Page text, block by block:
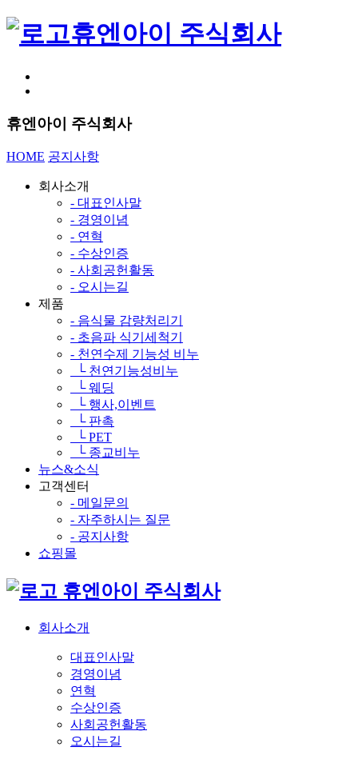
휴엔아이 주식회사
휴엔아이 주식회사
HOME 공지사항
회사소개
- 대표인사말
- 경영이념
- 연혁
- 수상인증
- 사회공헌활동
- 오시는길
제품
- 음식물 감량처리기
- 초음파 식기세척기
- 천연수제 기능성 비누
└ 천연기능성비누
└ 웨딩
└ 행사,이벤트
└ 판촉
└ PET
└ 종교비누
뉴스&소식
고객센터
- 메일문의
- 자주하시는 질문
- 공지사항
쇼핑몰
휴엔아이 주식회사
회사소개
대표인사말
경영이념
연혁
수상인증
사회공헌활동
오시는길